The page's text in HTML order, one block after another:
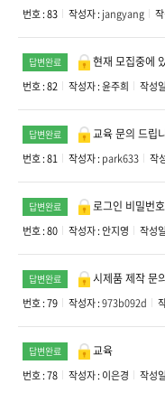
번호 : 83 작성자 : jangyang
답변완료 현재 모집중에
번호 : 82 작성자 :윤주희 작성
답변완료 교육 문의 드립
번호 : 81 작성자 : park633 작
답변완료 로그인 비밀번
번호 : 80 작성자 :안지영 작성
답변완료 시제품 제작 문
번호 : 79 작성자 :973b092d
답변완료 교육
번호 : 78 작성자 : 이은경 작성